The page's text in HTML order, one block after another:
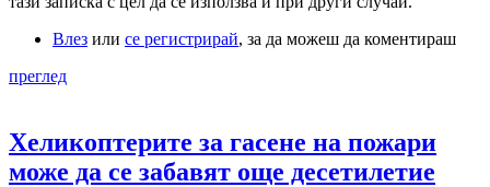
Влез или се регистрирай, за да можеш да коментираш
преглед
Хеликоптерите за гасене на пожари
може да се забавят още десетилетие